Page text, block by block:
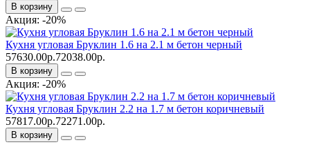
В корзину
Акция: -20%
Кухня угловая Бруклин 1.6 на 2.1 м бетон черный
57630.00р.72038.00р.
В корзину
Акция: -20%
Кухня угловая Бруклин 2.2 на 1.7 м бетон коричневый
57817.00р.72271.00р.
В корзину